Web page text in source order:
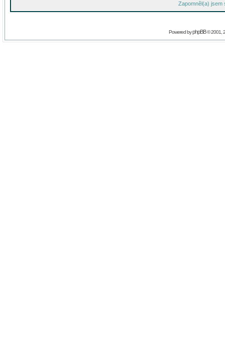
Zapomněl(a) jsem
Powered byphpBB© 2001,